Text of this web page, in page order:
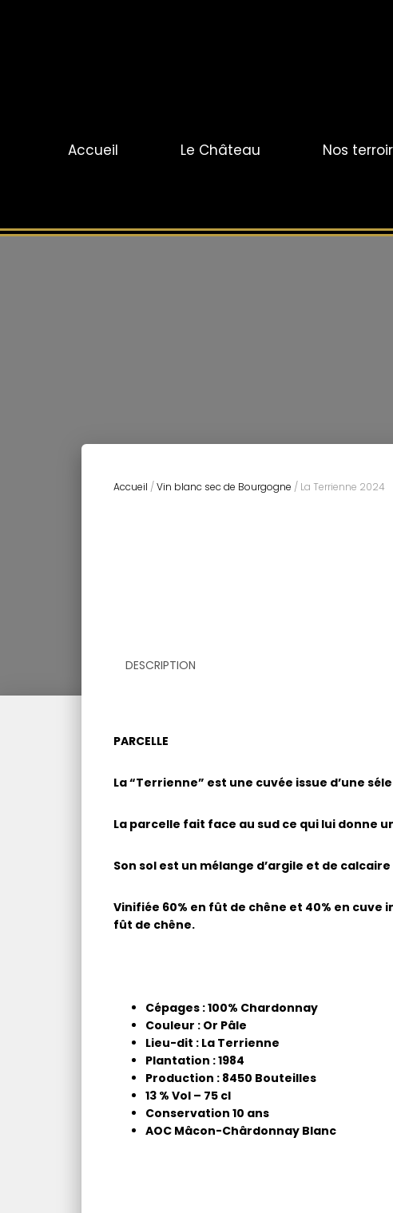
Accueil Le Château Nos
Accueil /Vin blanc sec de Bourgogne / La Terrienne 2024
DESCRIPTION
PARCELLE
La “Terrienne” est une cuvée issue d’une
La parcelle fait face au sud ce qui lui donne
Son sol est un mélange d’argile et de
Vinifiée 60% en fût de chêne et 40% en
fût de chêne.
Cépages : 100% Chardonnay
Couleur : Or Pâle
Lieu-dit : La Terrienne
Plantation : 1984
Production : 8450 Bouteilles
13 % Vol – 75 cl
Conservation 10 ans
AOC Mâcon-Chârdonnay Blanc